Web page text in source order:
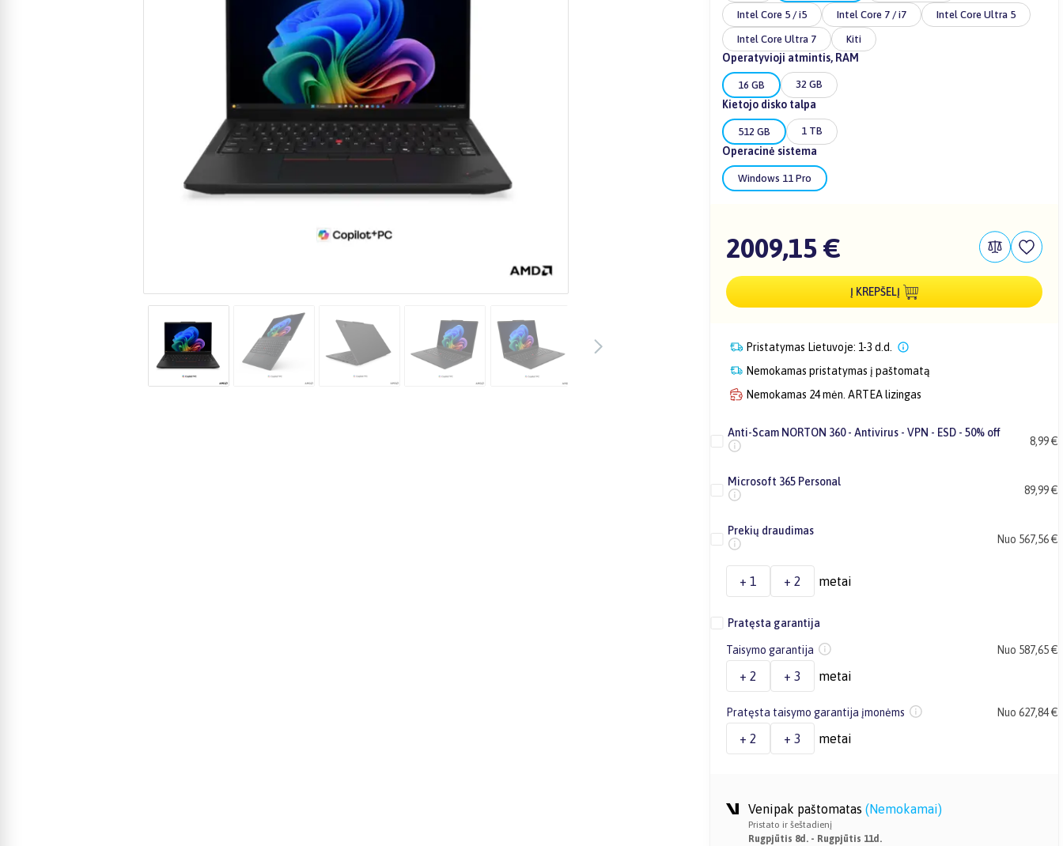
Intel Core 5 / i5 Intel Core 7 / i7 Intel Core Ultra 5
Intel Core Ultra 7 Kiti
Operatyvioji atmintis, RAM
16 GB 32 GB
Kietojo disko talpa
512 GB 1 TB
Operacinė sistema
Windows 11 Pro
2009,15 €
Į KREPŠELĮ
Pristatymas Lietuvoje: 1-3 d.d.
Nemokamas pristatymas į paštomatą
Nemokamas 24 mėn. ARTEA lizingas
Anti-Scam NORTON 360 - Antivirus - VPN - ESD - 50% off
8,99 €
Microsoft 365 Personal
89,99 €
Prekių draudimas
Nuo 567,56 €
+ 1 + 2 metai
Pratęsta garantija
Taisymo garantija Nuo 587,65 €
+ 2 + 3 metai
Pratęsta taisymo garantija įmonėms Nuo 627,84 €
+ 2 + 3 metai
Venipak paštomatas (Nemokamai)
Pristato ir šeštadienį
Rugpjūtis 8d. - Rugpjūtis 11d.